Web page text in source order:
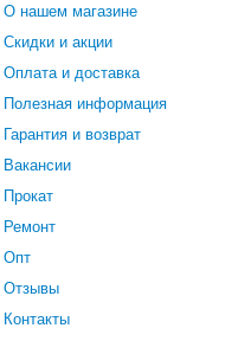
О нашем магазине
Скидки и акции
Оплата и доставка
Полезная информация
Гарантия и возврат
Вакансии
Прокат
Ремонт
Опт
Отзывы
Контакты